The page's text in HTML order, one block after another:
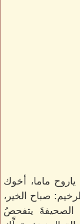
ماما، أخوك
صباح الخير،
الصحيفةَ يتفحصُ